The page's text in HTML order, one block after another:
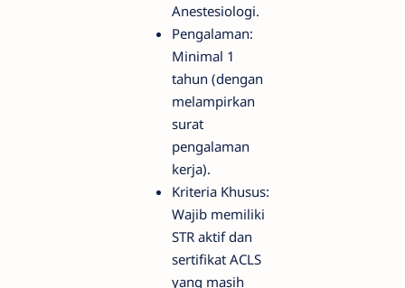
Anestesiologi.
Pengalaman:
Minimal 1
tahun (dengan
melampirkan
surat
pengalaman
kerja).
Kriteria Khusus:
Wajib memiliki
STR aktif dan
sertifikat ACLS
yang masih